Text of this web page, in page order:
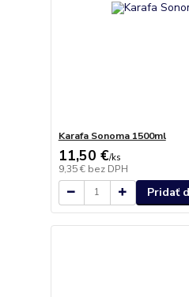
Karafa Sonoma 1500ml
11,50 €/ks
9,35 € bez DPH
Pridať